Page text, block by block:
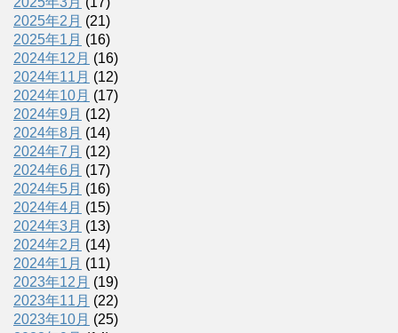
2025年2月 (21)
2025年1月 (16)
2024年12月 (16)
2024年11月 (12)
2024年10月 (17)
2024年9月 (12)
2024年8月 (14)
2024年7月 (12)
2024年6月 (17)
2024年5月 (16)
2024年4月 (15)
2024年3月 (13)
2024年2月 (14)
2024年1月 (11)
2023年12月 (19)
2023年11月 (22)
2023年10月 (25)